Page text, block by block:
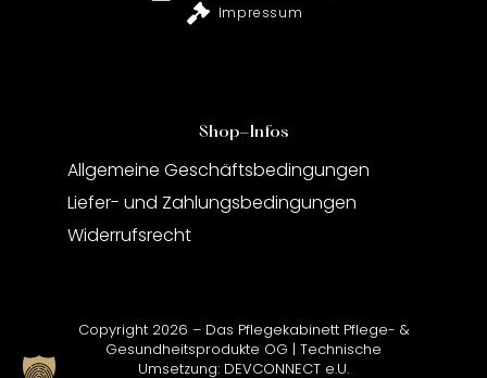
Impressum
Shop-Infos
Allgemeine Geschäftsbedingungen
Liefer- und Zahlungsbedingungen
Widerrufsrecht
Copyright 2026 – Das Pflegekabinett Pflege- &
Gesundheitsprodukte OG | Technische
Umsetzung: DEVCONNECT e.U.